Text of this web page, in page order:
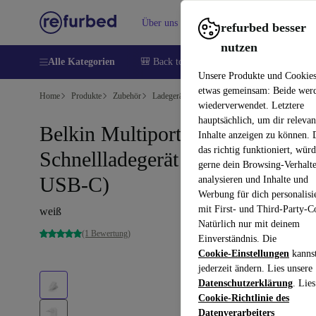
refurbed besser
nutzen
Unsere Produkte und
etwas gemeinsam: Beide
wiederverwendet. Letztere
hauptsächlich, um dir
Inhalte anzeigen zu können.
das richtig funktioniert,
gerne dein Browsing-
analysieren und Inhalte und
Werbung für dich
mit First- und Third-Party-
Natürlich nur mit deinem
Einverständnis. Die
Cookie-Einstellungen
jederzeit ändern. Lies unsere
Datenschutzerklärung.
Cookie-Richtlinie des
Datenverarbeiters
Über uns Verkaufen Hilfe
Alle Kategorien 🎒 Back to school
Home Produkte Zubehör Ladegeräte und Ladekabel
Belkin Multiport
Schnellladegerät (USB-A &
USB-C)
weiß
(1 Bewertung)